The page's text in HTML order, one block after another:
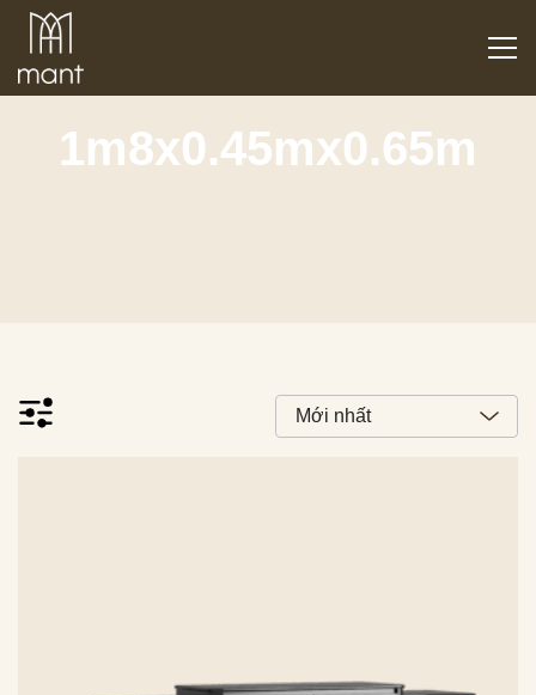
1m8x0.45mx0.65m